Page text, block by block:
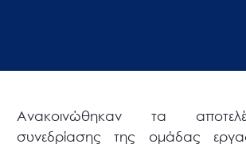
Ανακοινώθηκαν τα
συνεδρίασης της ομάδας